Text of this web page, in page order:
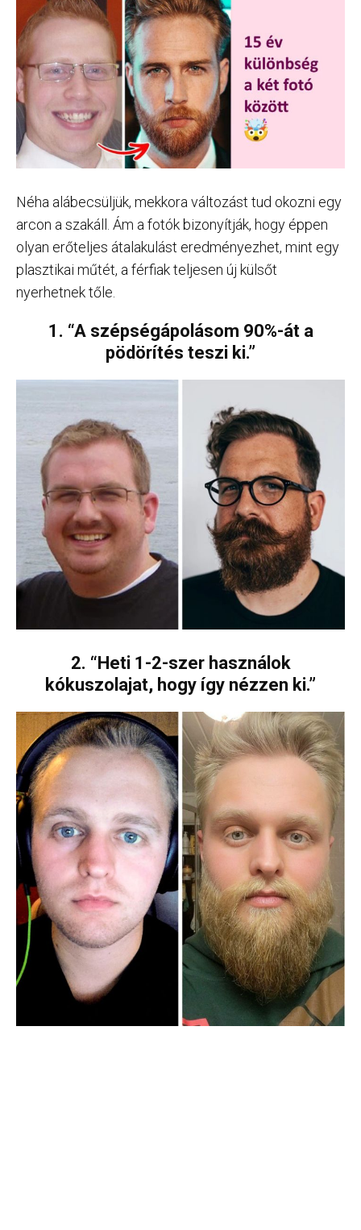
Néha alábecsüljük, mekkora változást tud okozni egy
arcon a szakáll. Ám a fotók bizonyítják, hogy éppen
olyan erőteljes átalakulást eredményezhet, mint egy
plasztikai műtét, a férfiak teljesen új külsőt
nyerhetnek tőle.
1. “A szépségápolásom 90%-át a
pödörítés teszi ki.”
2. “Heti 1-2-szer használok
kókuszolajat, hogy így nézzen ki.”